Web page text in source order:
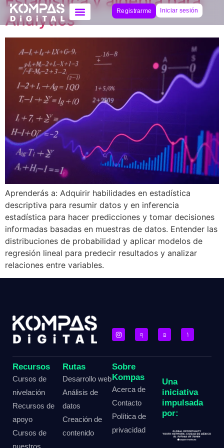
Registrarme Iniciar sesión
Analytics
Aprenderás a: Adquirir habilidades en estadística
descriptiva para resumir datos y en inferencia
estadística para hacer predicciones y tomar decisiones
informadas basadas en muestras de datos. Entender las
distribuciones de probabilidad y aplicar modelos de
regresión lineal para predecir resultados y analizar
relaciones entre variables.
Recursos
Cursos de
nivelación
Recursos de
apoyo
Cursos de
Rutas
Desarrollo web
Análisis de
datos
Creación de
contenido
Sobre
Kompas
Acerca de
Contacto
Política de
privacidad
Una
iniciativa
impulsada
por: